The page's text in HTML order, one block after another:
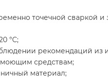
точечной сваркой и
°C;
рекомендаций из
моющим средствам;
материал;